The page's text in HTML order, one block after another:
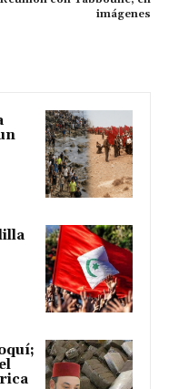
imágenes